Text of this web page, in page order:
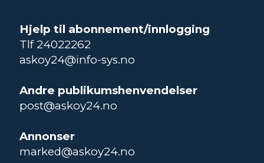
Hjelp til abonnement/innlogging
Tlf 24022262
askoy24@info-sys.no
Andre publikumshenvendelser
post@askoy24.no
Annonser
marked@askoy24.no